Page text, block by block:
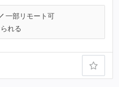
一部リモート可
れる